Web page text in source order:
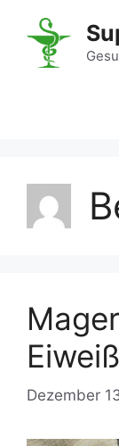
Inhalt
springen
Dezember